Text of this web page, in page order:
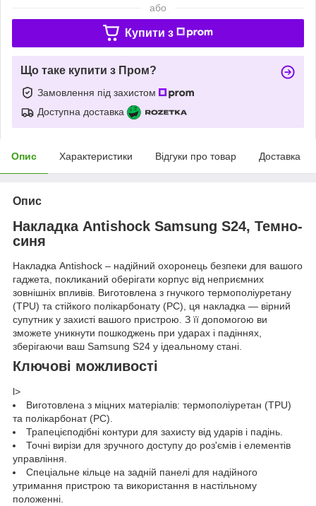
або
Купити з
Що таке купити з Пром?
Замовлення під захистом
Доступна доставка
Опис Характеристики Відгуки про товар Доставка
Опис
Накладка Antishock Samsung S24, Темно-
синя
Накладка Antishock – надійний охоронець безпеки для вашого
гаджета, покликаний оберігати корпус від неприємних
зовнішніх впливів. Виготовлена з гнучкого термополіуретану
(TPU) та стійкого полікарбонату (PC), ця накладка — вірний
супутник у захисті вашого пристрою. З її допомогою ви
зможете уникнути пошкоджень при ударах і падіннях,
зберігаючи ваш Samsung S24 у ідеальному стані.
Ключові можливості
l>
Виготовлена з міцних матеріалів: термополіуретан (TPU)
та полікарбонат (PC).
Трапецієподібні контури для захисту від ударів і падінь.
Точні вирізи для зручного доступу до роз'ємів і елементів
управління.
Спеціальне кільце на задній панелі для надійного
утримання пристрою та використання в настільному
положенні.